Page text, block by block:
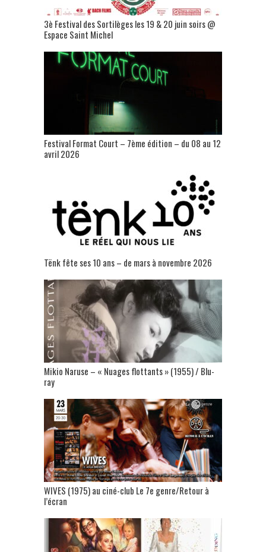
3è Festival des Sortilèges les 19 & 20 juin soirs @
Espace Saint Michel
Festival Format Court – 7ème édition – du 08 au 12
avril 2026
Tënk fête ses 10 ans – de mars à novembre 2026
Mikio Naruse – « Nuages flottants » (1955) / Blu-
ray
WIVES (1975) au ciné-club Le 7e genre/Retour à
l’écran